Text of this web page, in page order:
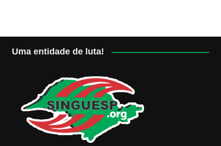
Uma entidade de luta!